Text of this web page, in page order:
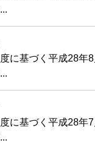
の注意点
について
に基づく平成28年
に基づく平成28年